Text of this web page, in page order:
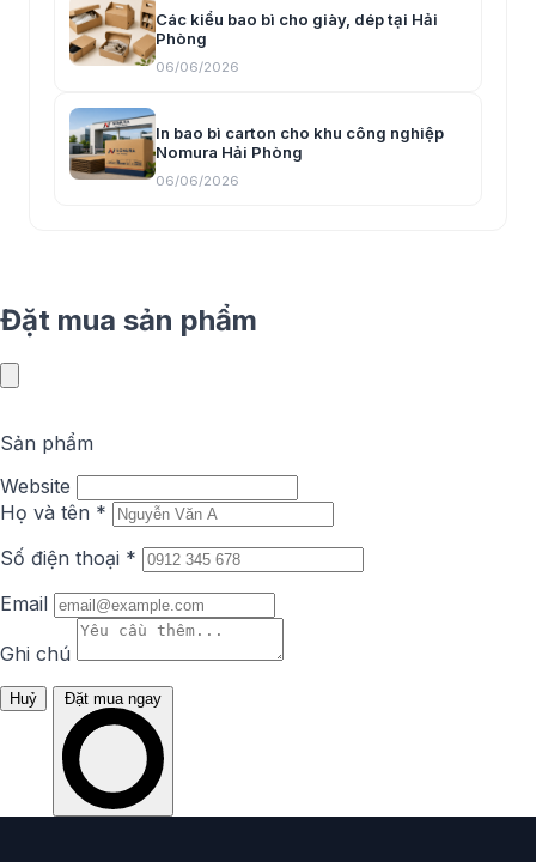
Các kiểu bao bì cho giày, dép tại Hải
Phòng
06/06/2026
In bao bì carton cho khu công nghiệp
Nomura Hải Phòng
06/06/2026
Đặt mua sản phẩm
Sản phẩm
Website
Họ và tên *
Số điện thoại *
Email
Ghi chú
Huỷ Đặt mua ngay